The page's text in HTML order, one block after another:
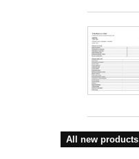
All new products